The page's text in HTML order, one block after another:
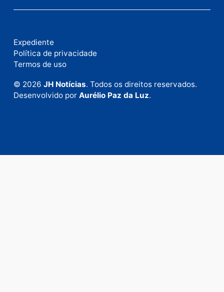
Envie suas sugestões de pautas e denúncias, ou
em contato com nosso departamento comercial
Rua Elias Gorayeb, 3381